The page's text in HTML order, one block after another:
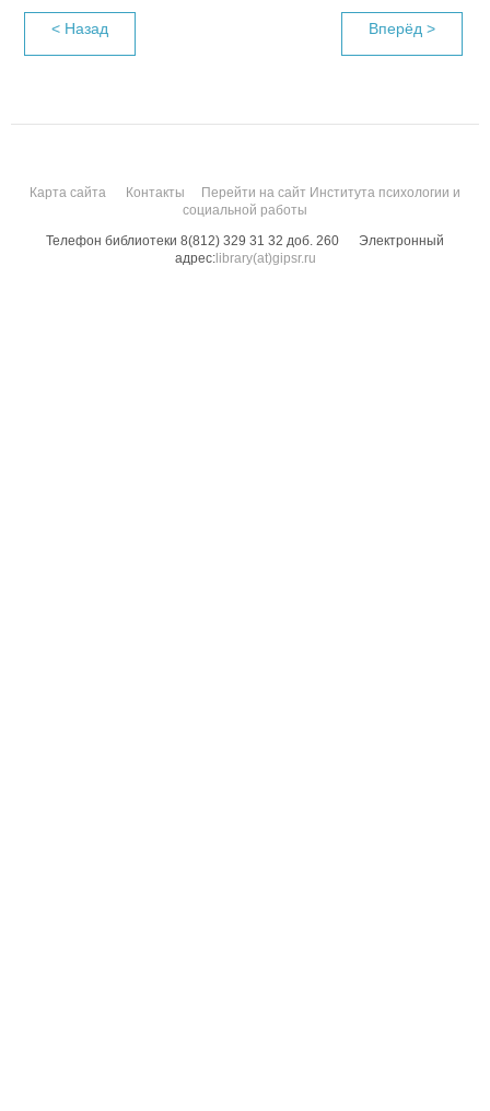
< Назад Вперёд >
Карта сайта Контакты
Перейти на сайт Института психологии и
социальной работы
Телефон библиотеки 8(812) 329 31 32 доб. 260
Электронный
адрес:library(at)gipsr.ru